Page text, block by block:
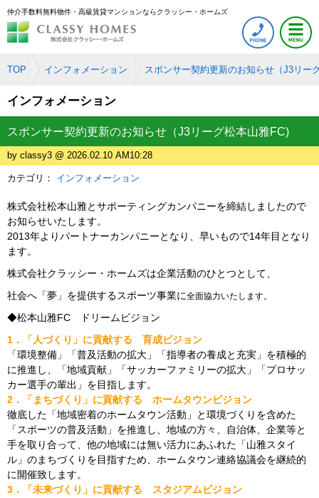
仲介手数料無料物件・高級賃貸マンションならクラッシー・ホームズ
TOP インフォメーション スポンサー契約更新のお知らせ（J3リー
インフォメーション
スポンサー契約更新のお知らせ（J3リーグ松本山雅FC)
by classy3 @ 2026.02.10 AM10:28
カテゴリ： インフォメーション
株式会社松本山雅とサポーティングカンパニーを締結しましたので
お知らせいたします。
2013年よりパートナーカンパニーとなり、早いもので14年目となり
ます。
株式会社クラッシー・ホームズは企業活動のひとつとして、
社会へ「夢」を提供するスポーツ事業に全面協力いたします。
◆松本山雅FC ドリームビジョン
1．「人づくり」に貢献する 育成ビジョン
「環境整備」「普及活動の拡大」「指導者の養成と充実」を積極的
に推進し、「地域貢献」「サッカーファミリーの拡大」「プロサッ
カー選手の輩出」を目指します。
2．「まちづくり」に貢献する ホームタウンビジョン
徹底した「地域密着のホームタウン活動」と環境づくりを含めた
「スポーツの普及活動」を推進し、地域の方々、自治体、企業等と
手を取り合って、他の地域には無い活力にあふれた「山雅スタイ
ル」のまちづくりを目指すため、ホームタウン連絡協議会を継続的
に開催致します。
3．「未来づくり」に貢献する スタジアムビジョン